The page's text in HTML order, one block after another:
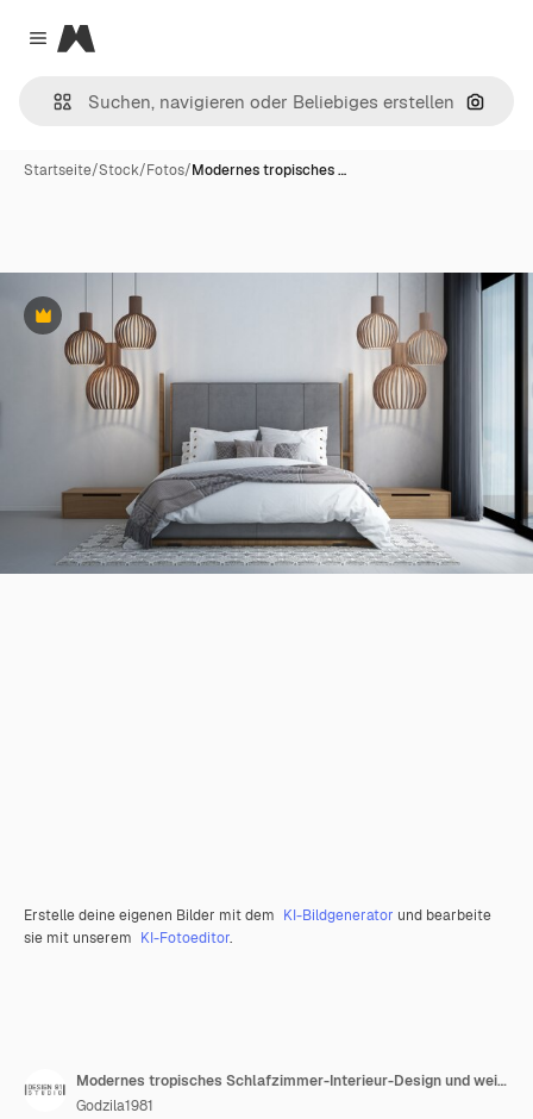
Close menu
Magnific
Nach
Startseite/Stock/Fotos/Modernes tropisches …
Premium
Erstelle deine eigenen Bilder mit dem KI-Bildgenerator und bearbeite
sie mit unserem KI-Fotoeditor.
Modernes tropisches Schlafzimmer-Interieur-Design und weißer Textur Wandhintergrund
Godzila1981